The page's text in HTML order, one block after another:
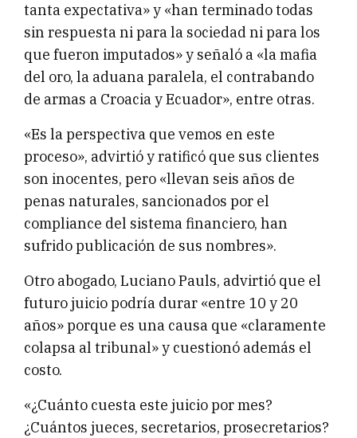
tanta expectativa» y «han terminado todas
sin respuesta ni para la sociedad ni para los
que fueron imputados» y señaló a «la mafia
del oro, la aduana paralela, el contrabando
de armas a Croacia y Ecuador», entre otras.
«Es la perspectiva que vemos en este
proceso», advirtió y ratificó que sus clientes
son inocentes, pero «llevan seis años de
penas naturales, sancionados por el
compliance del sistema financiero, han
sufrido publicación de sus nombres».
Otro abogado, Luciano Pauls, advirtió que el
futuro juicio podría durar «entre 10 y 20
años» porque es una causa que «claramente
colapsa al tribunal» y cuestionó además el
costo.
«¿Cuánto cuesta este juicio por mes?
¿Cuántos jueces, secretarios, prosecretarios?